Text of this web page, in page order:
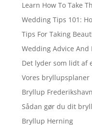
Learn How To Take
Wedding Tips 101:
Tips For Taking
Wedding Advice And
Det lyder som lidt af
Vores bryllupsplaner
Bryllup Frederikshavn
Sådan gør du dit
Bryllup Herning